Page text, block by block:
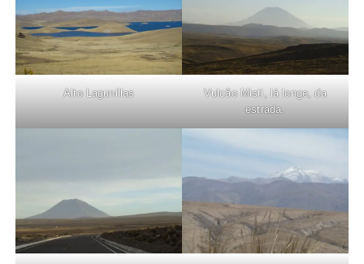
Alto Lagunillas
Vulcão Misti, lá longe, da
estrada.